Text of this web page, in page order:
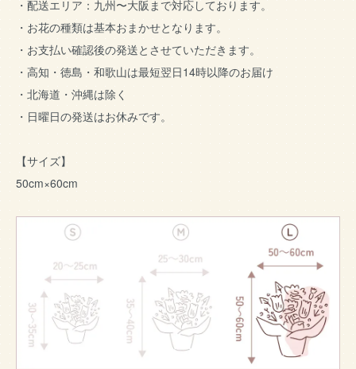
・配送エリア：九州〜大阪まで対応しております。
・お花の種類は基本おまかせとなります。
・お支払い確認後の発送とさせていただきます。
・高知・徳島・和歌山は最短翌日14時以降のお届け
・北海道・沖縄は除く
・日曜日の発送はお休みです。
【サイズ】
50cm×60cm